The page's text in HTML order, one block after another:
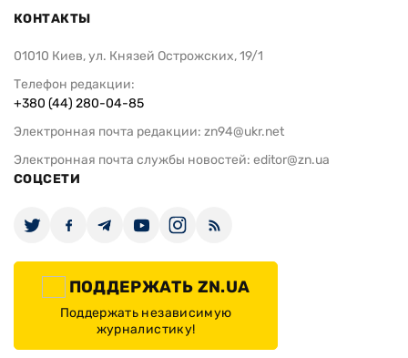
КОНТАКТЫ
01010 Киев, ул. Князей Острожских, 19/1
Телефон редакции:
+380 (44) 280-04-85
Электронная почта редакции: zn94@ukr.net
Электронная почта службы новостей: editor@zn.ua
СОЦСЕТИ
ПОДДЕРЖАТЬ ZN.UA
Поддержать независимую
журналистику!